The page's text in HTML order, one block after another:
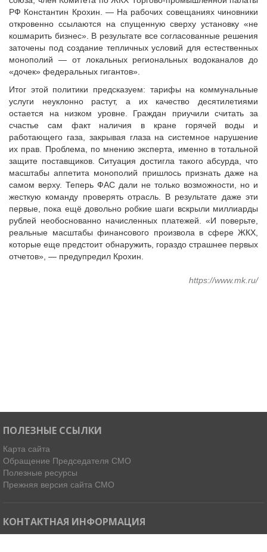
РФ Константин Крохин. — На рабочих совещаниях чиновники
откровенно ссылаются на спущенную сверху установку «не
кошмарить бизнес». В результате все согласованные решения
заточены под создание тепличных условий для естественных
монополий — от локальных региональных водоканалов до
«дочек» федеральных гигантов».
Итог этой политики предсказуем: тарифы на коммунальные
услуги неуклонно растут, а их качество десятилетиями
остается на низком уровне. Граждан приучили считать за
счастье сам факт наличия в кране горячей воды и
работающего газа, закрывая глаза на системное нарушение
их прав. Проблема, по мнению эксперта, именно в тотальной
защите поставщиков. Ситуация достигла такого абсурда, что
масштабы аппетита монополий пришлось признать даже на
самом верху. Теперь ФАС дали не только возможности, но и
жесткую команду проверять отрасль. В результате даже эти
первые, пока ещё довольно робкие шаги вскрыли миллиарды
рублей необоснованно начисленных платежей. «И поверьте,
реальные масштабы финансового произвола в сфере ЖКХ,
которые еще предстоит обнаружить, гораздо страшнее первых
отчетов», — предупредил Крохин.
https://www.mk.ru/
ПОЛЕЗНЫЕ ССЫЛКИ
Карта сайта
Обращение Председателя СМО
Полезные ресурсы
Прежняя версия сайта СМО
КОНТАКТНАЯ ИНФОРМАЦИЯ